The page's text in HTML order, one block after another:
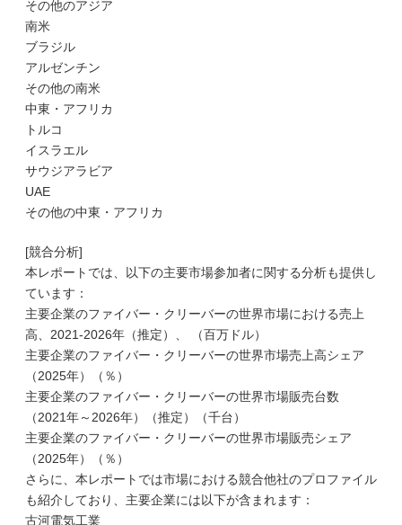
その他のアジア
南米
ブラジル
アルゼンチン
その他の南米
中東・アフリカ
トルコ
イスラエル
サウジアラビア
UAE
その他の中東・アフリカ
[競合分析]
本レポートでは、以下の主要市場参加者に関する分析も提供し
ています：
主要企業のファイバー・クリーバーの世界市場における売上
高、2021-2026年（推定）、 （百万ドル）
主要企業のファイバー・クリーバーの世界市場売上高シェア
（2025年）（％）
主要企業のファイバー・クリーバーの世界市場販売台数
（2021年～2026年）（推定）（千台）
主要企業のファイバー・クリーバーの世界市場販売シェア
（2025年）（％）
さらに、本レポートでは市場における競合他社のプロファイル
も紹介しており、主要企業には以下が含まれます：
古河電気工業